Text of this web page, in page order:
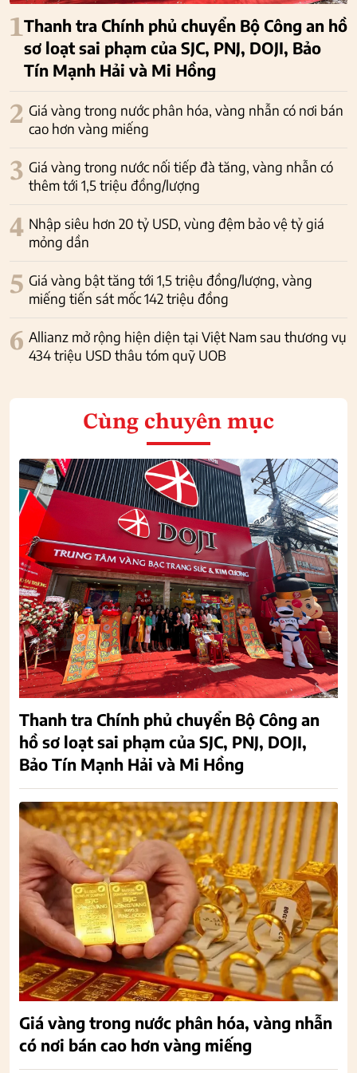
1Thanh tra Chính phủ chuyển Bộ Công an hồ
sơ loạt sai phạm của SJC, PNJ, DOJI, Bảo
Tín Mạnh Hải và Mi Hồng
2 Giá vàng trong nước phân hóa, vàng nhẫn có nơi bán
cao hơn vàng miếng
3 Giá vàng trong nước nối tiếp đà tăng, vàng nhẫn có
thêm tới 1,5 triệu đồng/lượng
4 Nhập siêu hơn 20 tỷ USD, vùng đệm bảo vệ tỷ giá
mỏng dần
5 Giá vàng bật tăng tới 1,5 triệu đồng/lượng, vàng
miếng tiến sát mốc 142 triệu đồng
6 Allianz mở rộng hiện diện tại Việt Nam sau thương vụ
434 triệu USD thâu tóm quỹ UOB
Cùng chuyên mục
Thanh tra Chính phủ chuyển Bộ Công an
hồ sơ loạt sai phạm của SJC, PNJ, DOJI,
Bảo Tín Mạnh Hải và Mi Hồng
Giá vàng trong nước phân hóa, vàng nhẫn
có nơi bán cao hơn vàng miếng